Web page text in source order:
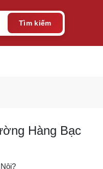
Tìm kiếm
Hàng Bạc